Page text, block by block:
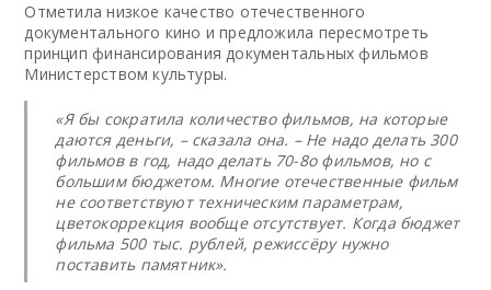
Отметила низкое качество отечественного
документального кино и предложила пересмотреть
принцип финансирования документальных фильмов
Министерством культуры.
«Я бы сократила количество фильмов, на которые
даются деньги, – сказала она. – Не надо делать 300
фильмов в год, надо делать 70-8о фильмов, но с
большим бюджетом. Многие отечественные фильм
не соответствуют техническим параметрам,
цветокоррекция вообще отсутствует. Когда бюджет
фильма 500 тыс. рублей, режиссёру нужно
поставить памятник».